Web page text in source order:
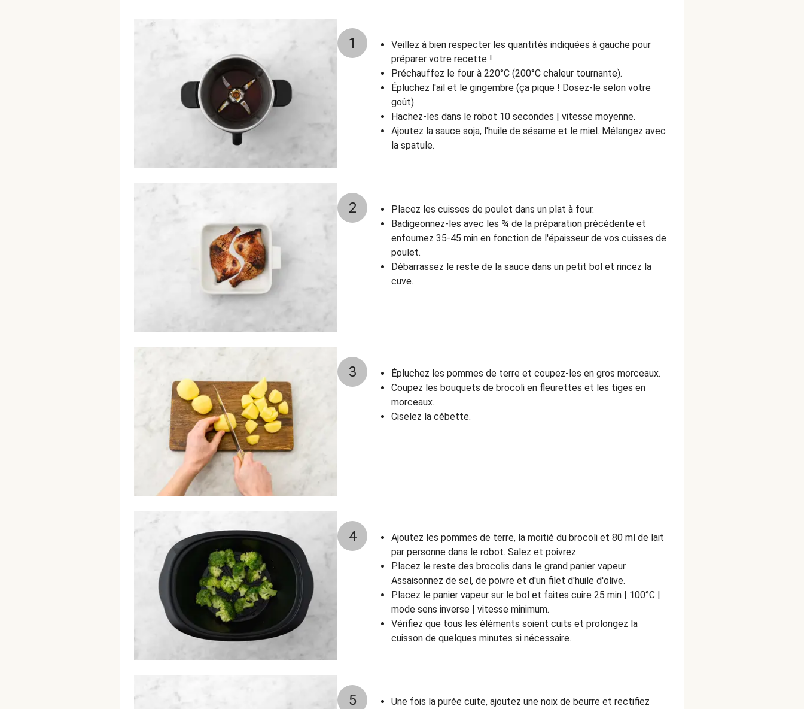
1
Veillez à bien respecter les quantités indiquées à gauche pour
préparer votre recette !
Préchauffez le four à 220°C (200°C chaleur tournante).
Épluchez l'ail et le gingembre (ça pique ! Dosez-le selon votre
goût).
Hachez-les dans le robot 10 secondes | vitesse moyenne.
Ajoutez la sauce soja, l'huile de sésame et le miel. Mélangez avec
la spatule.
2
Placez les cuisses de poulet dans un plat à four.
Badigeonnez-les avec les ¾ de la préparation précédente et
enfournez 35-45 min en fonction de l'épaisseur de vos cuisses de
poulet.
Débarrassez le reste de la sauce dans un petit bol et rincez la
cuve.
3
Épluchez les pommes de terre et coupez-les en gros morceaux.
Coupez les bouquets de brocoli en fleurettes et les tiges en
morceaux.
Ciselez la cébette.
4
Ajoutez les pommes de terre, la moitié du brocoli et 80 ml de lait
par personne dans le robot. Salez et poivrez.
Placez le reste des brocolis dans le grand panier vapeur.
Assaisonnez de sel, de poivre et d'un filet d'huile d'olive.
Placez le panier vapeur sur le bol et faites cuire 25 min | 100°C |
mode sens inverse | vitesse minimum.
Vérifiez que tous les éléments soient cuits et prolongez la
cuisson de quelques minutes si nécessaire.
5 Une fois la purée cuite, ajoutez une noix de beurre et rectifiez